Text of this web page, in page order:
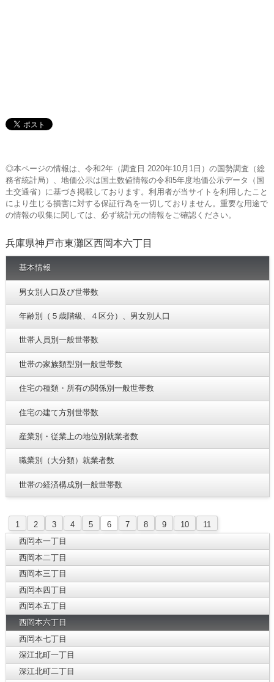
◎本ページの情報は、令和2年（調査日 2020年10月1日）の国勢調査（総
務省統計局）、地価公示は国土数値情報の令和5年度地価公示データ（国
土交通省）に基づき掲載しております。利用者が当サイトを利用したこと
により生じる損害に対する保証行為を一切しておりません。重要な用途で
の情報の収集に関しては、必ず統計元の情報をご確認ください。
兵庫県神戸市東灘区西岡本六丁目
基本情報
男女別人口及び世帯数
年齢別（５歳階級、４区分）、男女別人口
世帯人員別一般世帯数
世帯の家族類型別一般世帯数
住宅の種類・所有の関係別一般世帯数
住宅の建て方別世帯数
産業別・従業上の地位別就業者数
職業別（大分類）就業者数
世帯の経済構成別一般世帯数
1 2 3 4 5 6 7 8 9 10
11
西岡本一丁目
西岡本二丁目
西岡本三丁目
西岡本四丁目
西岡本五丁目
西岡本六丁目
西岡本七丁目
深江北町一丁目
深江北町二丁目